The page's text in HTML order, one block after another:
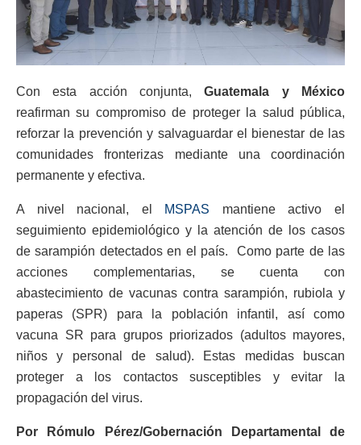
Con esta acción conjunta,Guatemala y México
reafirman su compromiso de proteger la salud pública,
reforzar la prevención y salvaguardar el bienestar de las
comunidades fronterizas mediante una coordinación
permanente y efectiva.
A nivel nacional, el MSPAS mantiene activo el
seguimiento epidemiológico y la atención de los casos
de sarampión detectados en el país. Como parte de las
acciones complementarias, se cuenta con
abastecimiento de vacunas contra sarampión, rubiola y
paperas (SPR) para la población infantil, así como
vacuna SR para grupos priorizados (adultos mayores,
niños y personal de salud). Estas medidas buscan
proteger a los contactos susceptibles y evitar la
propagación del virus.
Por Rómulo Pérez/Gobernación Departamental de